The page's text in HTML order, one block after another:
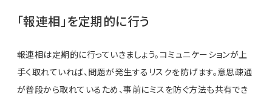
「報連相」を定期的に行う
報連相は定期的に行っていきましょう。コミュニケーションが上
手く取れていれば、問題が発生するリスクを防げます。意思疎通
が普段から取れているため、事前にミスを防ぐ方法も共有でき